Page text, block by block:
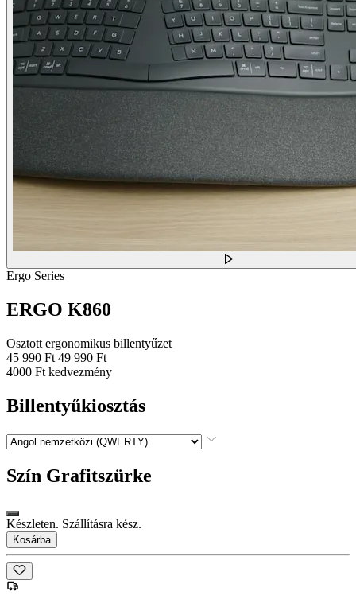
Ergo Series
ERGO K860
Osztott ergonomikus billentyűzet
45 990 Ft 49 990 Ft
4000 Ft kedvezmény
Billentyűkiosztás
Szín Grafitszürke
Készleten. Szállításra kész.
Kosárba